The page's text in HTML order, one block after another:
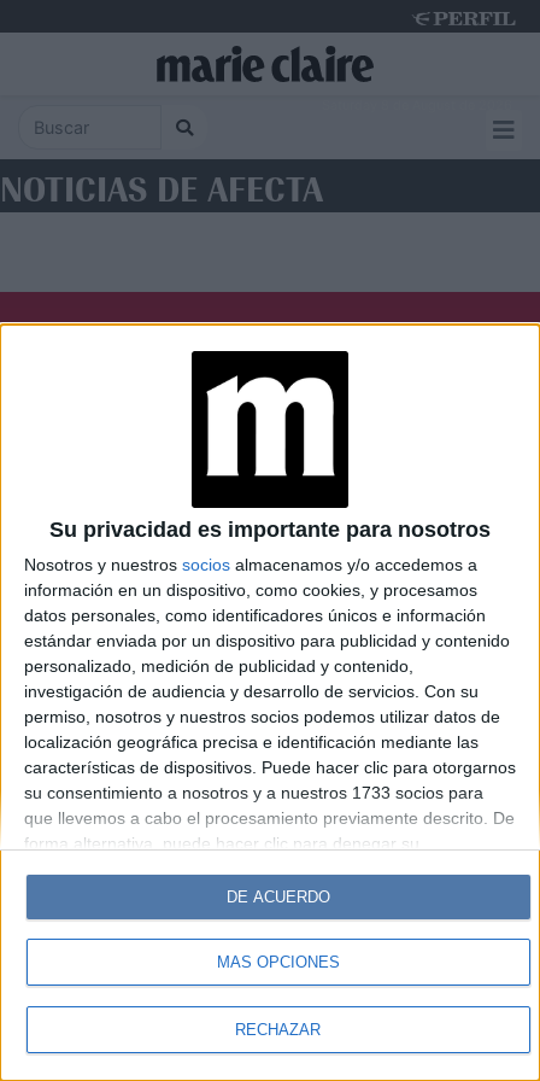
Su privacidad es importante para nosotros
Nosotros y nuestros socios almacenamos y/o accedemos a
información en un dispositivo, como cookies, y procesamos
datos personales, como identificadores únicos e información
estándar enviada por un dispositivo para publicidad y contenido
personalizado, medición de publicidad y contenido,
investigación de audiencia y desarrollo de servicios. Con su
permiso, nosotros y nuestros socios podemos utilizar datos de
localización geográfica precisa e identificación mediante las
características de dispositivos. Puede hacer clic para otorgarnos
su consentimiento a nosotros y a nuestros 1733 socios para
que llevemos a cabo el procesamiento previamente descrito. De
forma alternativa, puede hacer clic para denegar su
cambiar sus preferencias antes de otorgar su consentimiento.
Tenga en cuenta que algún procesamiento de sus datos
personales puede no requerir de su consentimiento, pero usted
tiene el derecho de rechazar tal procesamiento. Sus
sus preferencias o retirar su consentimiento en cualquier
MÁS OPCIONES
RECHAZAR
DE ACUERDO
NOTICIAS DE AFECTA
Caras Noticias
Weekend Parabrisas
Look
Luz Mía Lunateen Break BATimes
© Perfil.com 2006-2019 - Todos los derechos reservados
Registro de Propiedad Intelectual: Nro. 5346433